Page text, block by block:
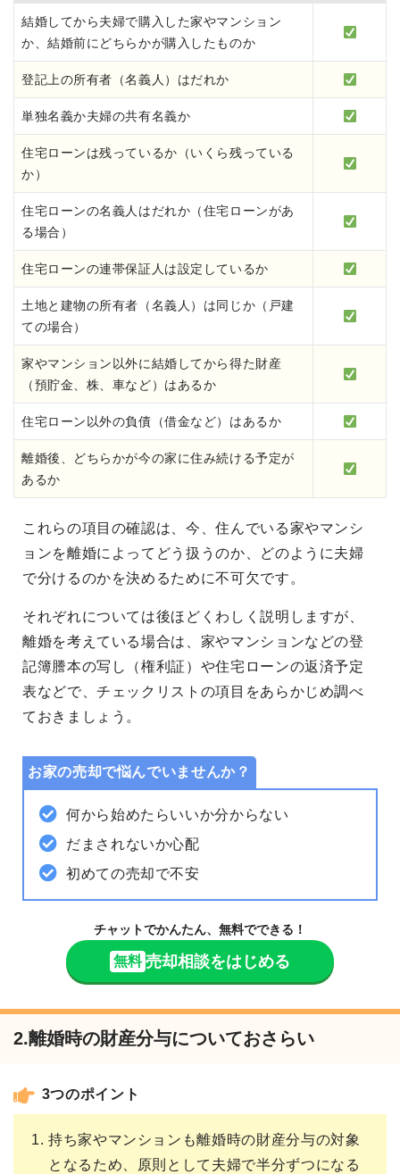
結婚してから夫婦で購入した家やマンション
か、結婚前にどちらかが購入したものか
登記上の所有者（名義人）はだれか
単独名義か夫婦の共有名義か
住宅ローンは残っているか（いくら残っている
か）
住宅ローンの名義人はだれか（住宅ローンがあ
る場合）
住宅ローンの連帯保証人は設定しているか
土地と建物の所有者（名義人）は同じか（戸建
ての場合）
家やマンション以外に結婚してから得た財産
（預貯金、株、車など）はあるか
住宅ローン以外の負債（借金など）はあるか
離婚後、どちらかが今の家に住み続ける予定が
あるか
これらの項目の確認は、今、住んでいる家やマンシ
ョンを離婚によってどう扱うのか、どのように夫婦
で分けるのかを決めるために不可欠です。
それぞれについては後ほどくわしく説明しますが、
離婚を考えている場合は、家やマンションなどの登
記簿謄本の写し（権利証）や住宅ローンの返済予定
表などで、チェックリストの項目をあらかじめ調べ
ておきましょう。
お家の売却で悩んでいませんか？
何から始めたらいいか分からない
だまされないか心配
初めての売却で不安
チャットでかんたん、無料でできる！
無料 売却相談をはじめる
2.離婚時の財産分与についておさらい
3つのポイント
持ち家やマンションも離婚時の財産分与の対象
となるため、原則として夫婦で半分ずつになる